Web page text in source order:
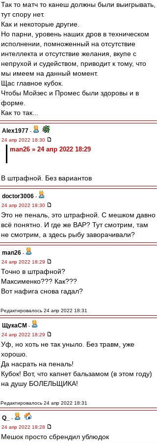
Так то матч то канеш должны были выигрывать,
тут спору нет.
Как и некоторые другие.
Но парни, уровень наших дров в техническом
исполнении, помноженный на отсутствие
интеллекта и отсутствие желания, вкупе с
непрухой и судейством, приводит к тому, что
мы имеем на данный момент.
Щас главное кубок.
Чтобы Мойзес и Промес были здоровы и в
форме.
Как то так...
Alex1977 -
24 апр 2022 18:30
man26 » 24 апр 2022 18:29
В штрафной. Без вариантов
doctor3006 -
24 апр 2022 18:30
Это не пеналь, это штрафной. С мешком давно
всё понятно. И где же ВАР? Тут смотрим, там
не смотрим, а здесь рыбу заворачивали?
man26 -
24 апр 2022 18:29
Точно в штрафной?
Максименко??? Как???
Вот нафига снова гадал?
Редактировалось 24 апр 2022 18:31
ЩукаСМ -
24 апр 2022 18:29
Уф, но хоть не так уныло. Без травм, уже
хорошо.
Да насрать на пеналь!
Кубок! Вот, что капнет бальзамом (в этом году)
на душу БОЛЕЛЬЩИКА!
Редактировалось 24 апр 2022 18:31
Q_
-
24 апр 2022 18:28
Мешок просто сбрендил ублюдок